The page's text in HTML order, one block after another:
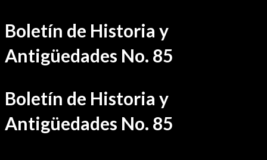
Ir
al
contenido
Boletín de Historia y
Antigüedades No. 85
Boletín de Historia y
Antigüedades No. 85